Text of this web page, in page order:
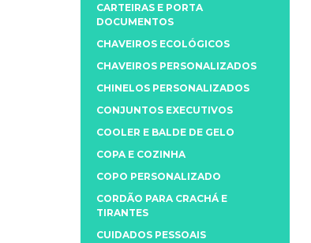
CARTEIRAS E PORTA
DOCUMENTOS
CHAVEIROS ECOLÓGICOS
CHAVEIROS PERSONALIZADOS
CHINELOS PERSONALIZADOS
CONJUNTOS EXECUTIVOS
COOLER E BALDE DE GELO
COPA E COZINHA
COPO PERSONALIZADO
CORDÃO PARA CRACHÁ E
TIRANTES
CUIDADOS PESSOAIS